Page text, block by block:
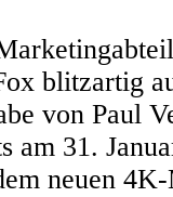
blitzartig
von Paul
am 31.
neuen